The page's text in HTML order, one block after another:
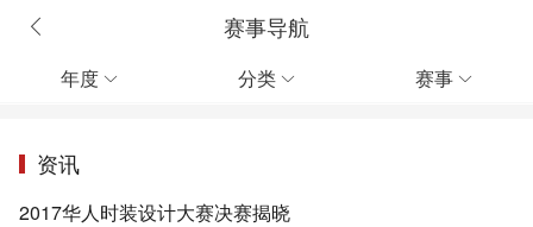
赛事导航
年度  分类  赛事 
资讯
2017华人时装设计大赛决赛揭晓